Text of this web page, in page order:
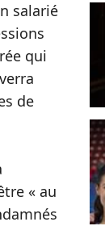
salarié
qui
de
« au